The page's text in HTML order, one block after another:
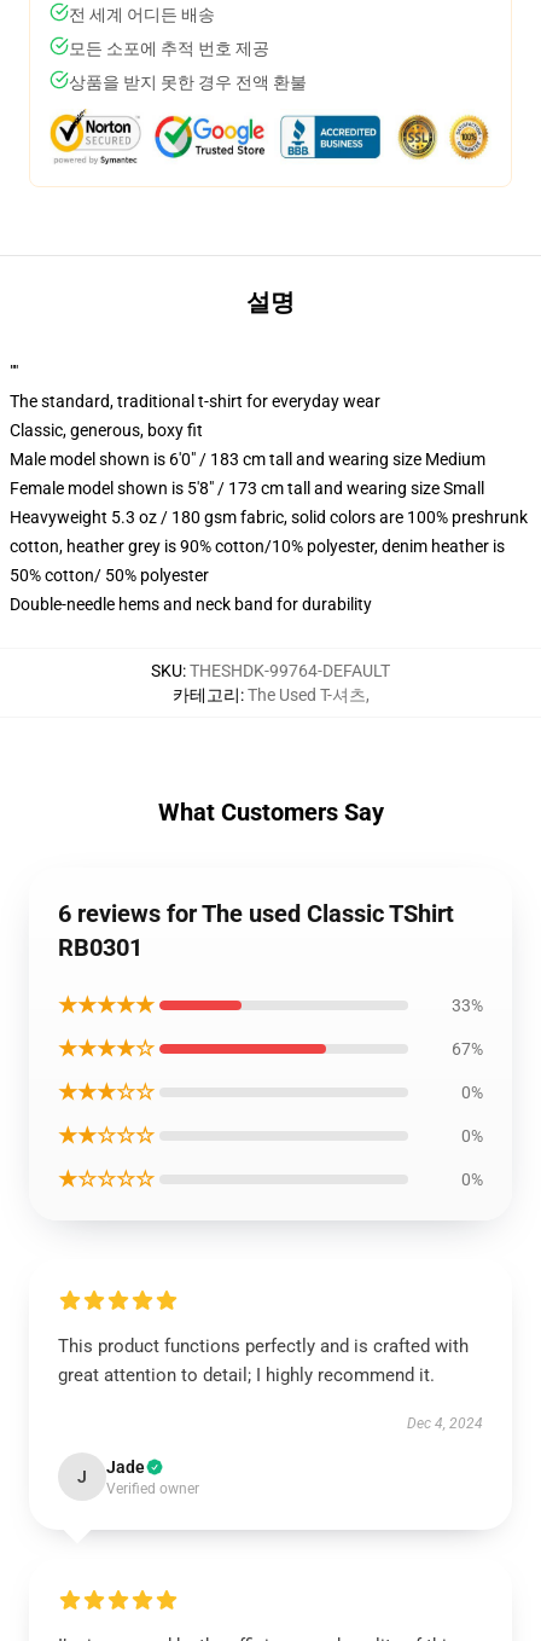
전 세계 어디든 배송
모든 소포에 추적 번호 제공
상품을 받지 못한 경우 전액 환불
설명
""
The standard, traditional t-shirt for everyday wear
Classic, generous, boxy fit
Male model shown is 6'0" / 183 cm tall and wearing size Medium
Female model shown is 5'8" / 173 cm tall and wearing size Small
Heavyweight 5.3 oz / 180 gsm fabric, solid colors are 100% preshrunk
cotton, heather grey is 90% cotton/10% polyester, denim heather is
50% cotton/ 50% polyester
Double-needle hems and neck band for durability
SKU:THESHDK-99764-DEFAULT
카테고리:The Used T-셔츠,
What Customers Say
6 reviews for The used Classic TShirt
RB0301
★★★★★ 33%
★★★★☆ 67%
★★★☆☆ 0%
★★☆☆☆ 0%
★☆☆☆☆ 0%
This product functions perfectly and is crafted with
great attention to detail; I highly recommend it.
Dec 4, 2024
J Jade
Verified owner